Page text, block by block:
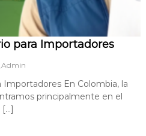
para Importadores
En Colombia, la
principalmente en el
[…]